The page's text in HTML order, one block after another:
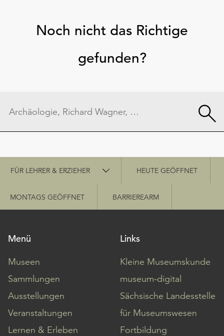
Noch nicht das Richtige
gefunden?
Schnellzugriff
FÜR LEHRER & ERZIEHER HEUTE GEÖFFNET
MONTAGS GEÖFFNET BARRIEREARM
Menü
Museen
Sammlungen
Ausstellungen
Veranstaltungen
Lernen & Erleben
Links
Kleine Museumskunde
museum-digital
Sächsische Landesstelle
für Museumswesen
Fortbildung